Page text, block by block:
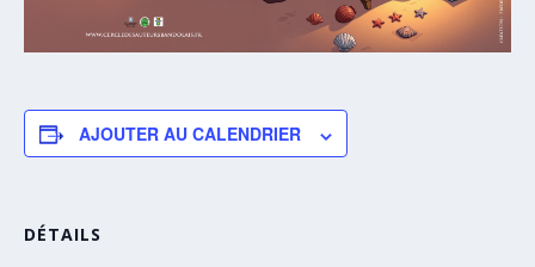
AJOUTER AU CALENDRIER
DÉTAILS